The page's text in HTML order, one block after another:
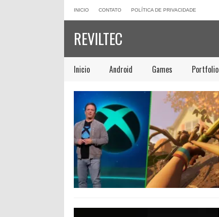
INICIO CONTATO POLÍTICA DE PRIVACIDADE
REVILTEC
Inicio Android Games Portfolio